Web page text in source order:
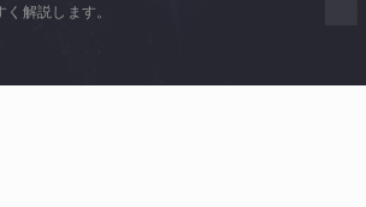
解説します。